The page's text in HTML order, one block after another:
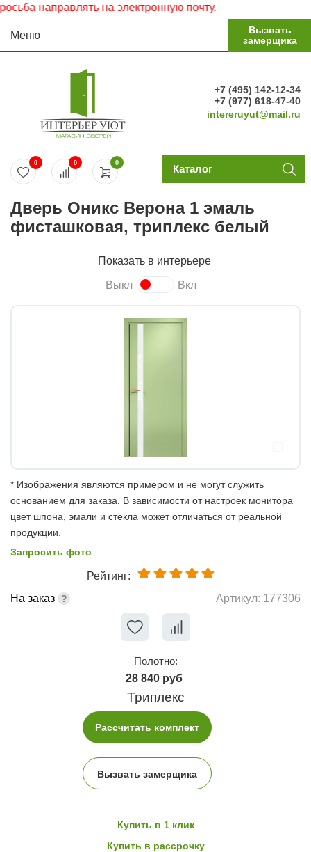
направлять на электронную почту.
Меню
Вызвать
замерщика
+7 (495) 142-12-34
+7 (977) 618-47-40
intereruyut@mail.ru
0
0 0 Каталог
Дверь Оникс Верона 1 эмаль
фисташковая, триплекс белый
Показать в интерьере
Выкл Вкл
* Изображения являются примером и не могут служить
основанием для заказа. В зависимости от настроек монитора
цвет шпона, эмали и стекла может отличаться от реальной
продукции.
Запросить фото
Рейтинг:
На заказ
Артикул: 177306
Полотно:
28 840 руб
Триплекс
Рассчитать комплект
Вызвать замерщика
Купить в 1 клик
Купить в рассрочку